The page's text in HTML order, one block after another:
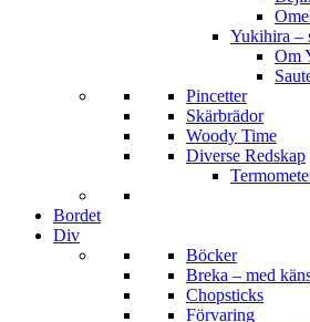
Yukihira –
Om
Pincetter
Skärbrädor
Woody Time
Diverse Redskap
Bordet
Div
Böcker
Breka – med
Chopsticks
Förvaring